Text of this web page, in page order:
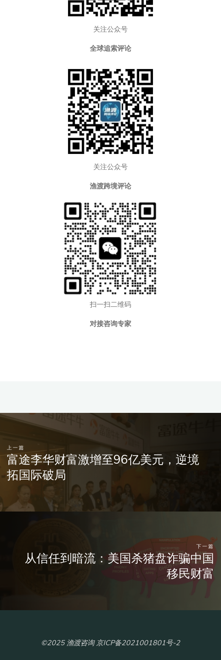
关注公众号
全球追索评论
关注公众号
渔渡跨境评论
扫一扫二维码
对接咨询专家
上一篇
富途李华财富激增至96亿美元，逆境
拓国际破局
下一篇
从信任到暗流：美国杀猪盘诈骗中国
移民财富
©2025 渔渡咨询 京ICP备2021001801号-2